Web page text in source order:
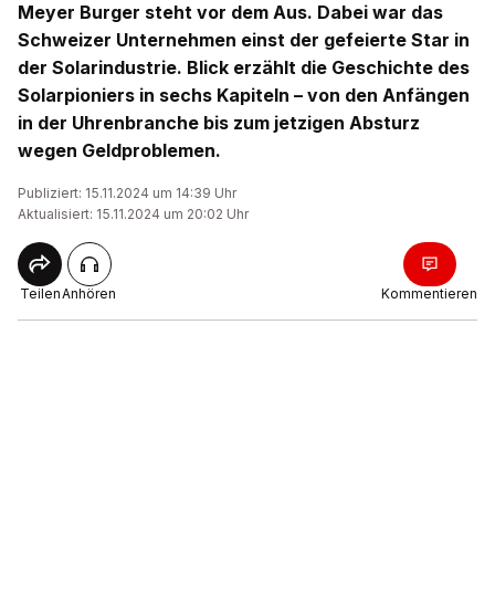
Meyer Burger steht vor dem Aus. Dabei war das
Schweizer Unternehmen einst der gefeierte Star in
der Solarindustrie. Blick erzählt die Geschichte des
Solarpioniers in sechs Kapiteln – von den Anfängen
in der Uhrenbranche bis zum jetzigen Absturz
wegen Geldproblemen.
Publiziert: 15.11.2024 um 14:39 Uhr
Aktualisiert: 15.11.2024 um 20:02 Uhr
TeilenAnhören Kommentieren